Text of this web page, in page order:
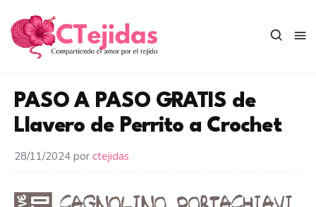
contenido
PASO A PASO GRATIS de
Llavero de Perrito a Crochet
28/11/2024 por ctejidas